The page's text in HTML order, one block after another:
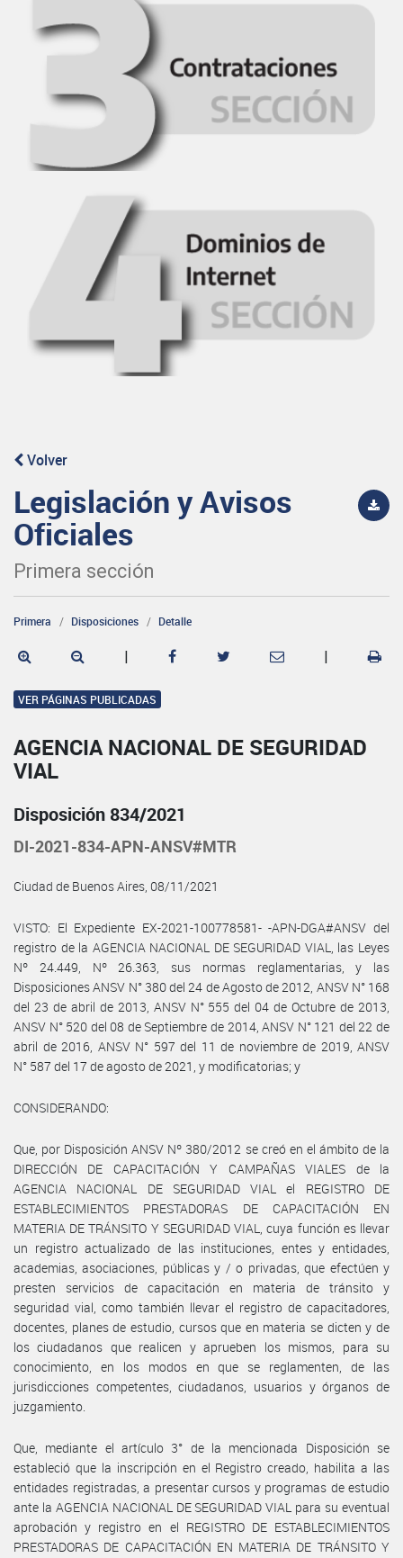
Volver
Legislación y Avisos
Oficiales
Primera sección
Primera Disposiciones Detalle
| |
VER PÁGINAS PUBLICADAS
AGENCIA NACIONAL DE SEGURIDAD
VIAL
Disposición 834/2021
DI-2021-834-APN-ANSV#MTR
Ciudad de Buenos Aires, 08/11/2021
VISTO: El Expediente EX-2021-100778581- -APN-DGA#ANSV del
registro de la AGENCIA NACIONAL DE SEGURIDAD VIAL, las Leyes
Nº 24.449, Nº 26.363, sus normas reglamentarias, y las
Disposiciones ANSV N° 380 del 24 de Agosto de 2012, ANSV N° 168
del 23 de abril de 2013, ANSV N° 555 del 04 de Octubre de 2013,
ANSV N° 520 del 08 de Septiembre de 2014, ANSV N° 121 del 22 de
abril de 2016, ANSV N° 597 del 11 de noviembre de 2019, ANSV
N° 587 del 17 de agosto de 2021, y modificatorias; y
CONSIDERANDO:
Que, por Disposición ANSV Nº 380/2012 se creó en el ámbito de la
DIRECCIÓN DE CAPACITACIÓN Y CAMPAÑAS VIALES de la
AGENCIA NACIONAL DE SEGURIDAD VIAL el REGISTRO DE
ESTABLECIMIENTOS PRESTADORAS DE CAPACITACIÓN EN
MATERIA DE TRÁNSITO Y SEGURIDAD VIAL, cuya función es llevar
un registro actualizado de las instituciones, entes y entidades,
academias, asociaciones, públicas y / o privadas, que efectúen y
presten servicios de capacitación en materia de tránsito y
seguridad vial, como también llevar el registro de capacitadores,
docentes, planes de estudio, cursos que en materia se dicten y de
los ciudadanos que realicen y aprueben los mismos, para su
conocimiento, en los modos en que se reglamenten, de las
jurisdicciones competentes, ciudadanos, usuarios y órganos de
juzgamiento.
Que, mediante el artículo 3° de la mencionada Disposición se
estableció que la inscripción en el Registro creado, habilita a las
entidades registradas, a presentar cursos y programas de estudio
ante la AGENCIA NACIONAL DE SEGURIDAD VIAL para su eventual
aprobación y registro en el REGISTRO DE ESTABLECIMIENTOS
PRESTADORAS DE CAPACITACIÓN EN MATERIA DE TRÁNSITO Y